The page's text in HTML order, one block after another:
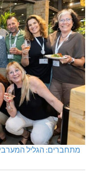
מתחברים: הגליל המערבי